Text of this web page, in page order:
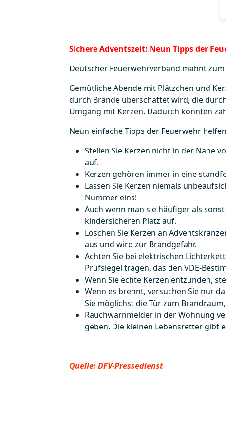
Sichere Adventszeit: Neun Tipps der
Deutscher Feuerwehrverband mahnt
Gemütliche Abende mit Plätzchen und
durch Brände überschattet wird, die
Umgang mit Kerzen. Dadurch könnten
Neun einfache Tipps der Feuerwehr
Stellen Sie Kerzen nicht in der Nähe
auf.
Kerzen gehören immer in eine
Lassen Sie Kerzen niemals
Nummer eins!
Auch wenn man sie häufiger als
kindersicheren Platz auf.
Löschen Sie Kerzen an
aus und wird zur Brandgefahr.
Achten Sie bei elektrischen
Prüfsiegel tragen, das den VDE-
Wenn Sie echte Kerzen entzünden,
Wenn es brennt, versuchen Sie nur
Sie möglichst die Tür zum
Rauchwarnmelder in der Wohnung
geben. Die kleinen Lebensretter gibt
Quelle: DFV-Pressedienst